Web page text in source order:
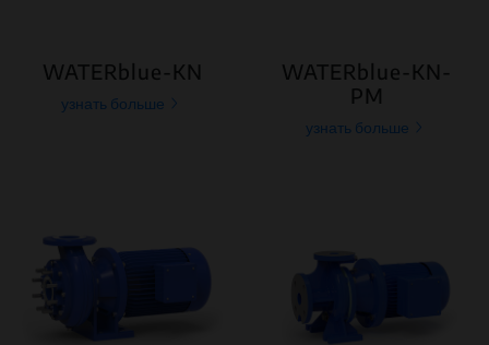
WATERblue-KN
узнать больше
WATERblue-KN-
PM
узнать больше